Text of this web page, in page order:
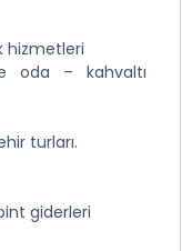
hizmetleri
– kahvaltı
turları.
giderleri